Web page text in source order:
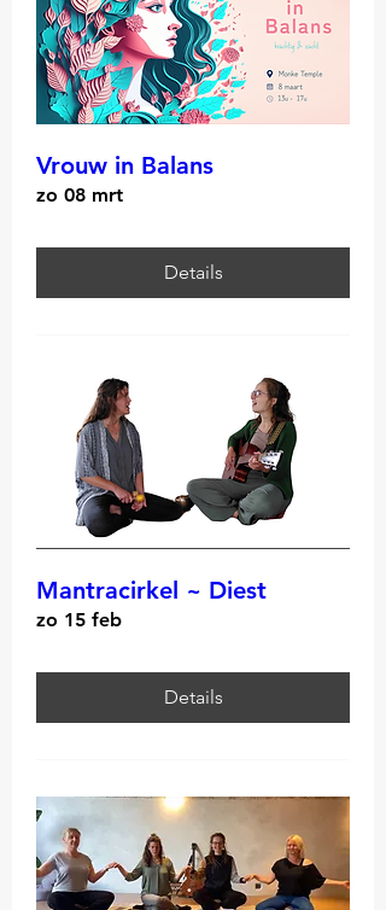
Vrouw in Balans
zo 08 mrt
Details
Mantracirkel ~ Diest
zo 15 feb
Details